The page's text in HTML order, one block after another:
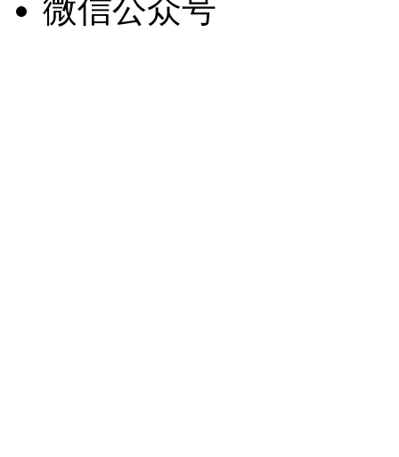
微信公众号